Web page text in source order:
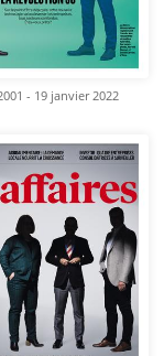
- 19 janvier 2022